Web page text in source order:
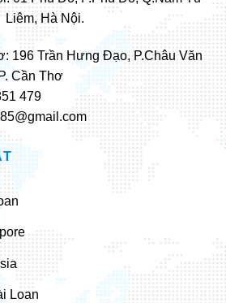
Liêm, Hà Nội.
196 Trần Hưng Đạo, P.Châu Văn
Cần Thơ
479
Loan